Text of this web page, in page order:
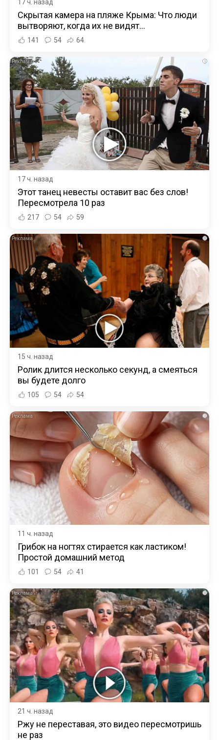
17 ч. назад
Скрытая камера на пляже Крыма: Что люди
вытворяют, когда их не видят...
141 54 64
i
17 ч. назад
Этот танец невесты оставит вас без слов!
Пересмотрела 10 раз
217 54 59
i
15 ч. назад
Ролик длится несколько секунд, а смеяться
вы будете долго
105 54 54
i
11 ч. назад
Грибок на ногтях стирается как ластиком!
Простой домашний метод
101 54 41
i
21 ч. назад
Ржу не переставая, это видео пересмотришь
не раз